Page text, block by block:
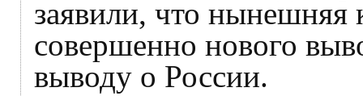
заявили, что нынешняя
совершенно нового
выводу о России.